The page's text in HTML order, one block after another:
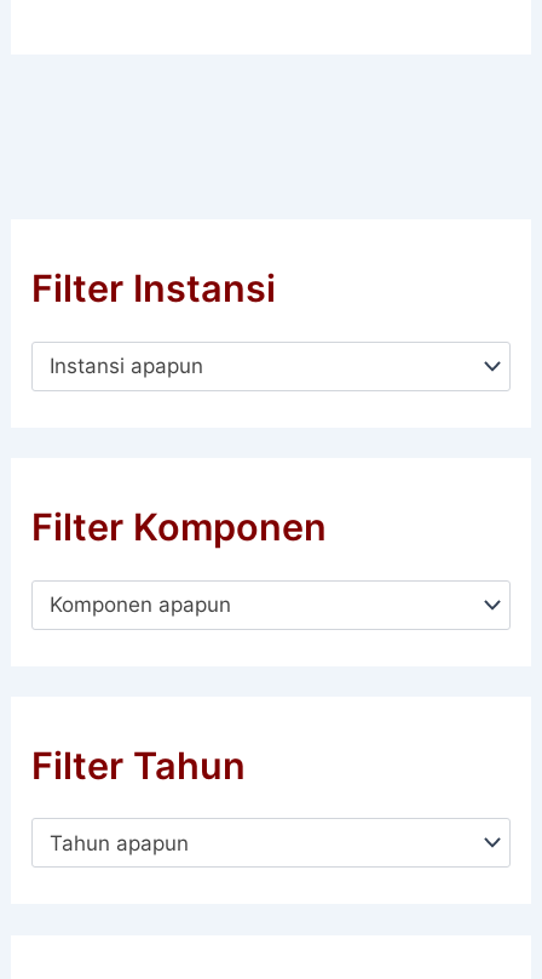
Filter Instansi
Instansi apapun
Filter Komponen
Komponen apapun
Filter Tahun
Tahun apapun